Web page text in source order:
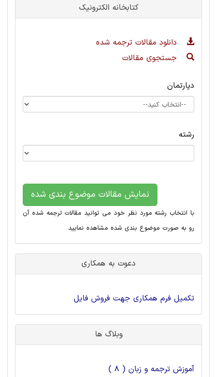
کتابخانه الکترونیک
دانلود مقالات ترجمه شده
جستجوی مقالات
دپارتمان
رشته
نمایش مقالات موضوع بندی شده
با انتخاب رشته مورد نظر خود می توانید مقالات ترجمه شده آن
رو به صورت موضوع بندی شده مشاهده نمایید
دعوت به همکاری
تکمیل فرم همکاری جهت فروش فایل
وبلاگ ها
آموزش ترجمه و زبان ( 8 )